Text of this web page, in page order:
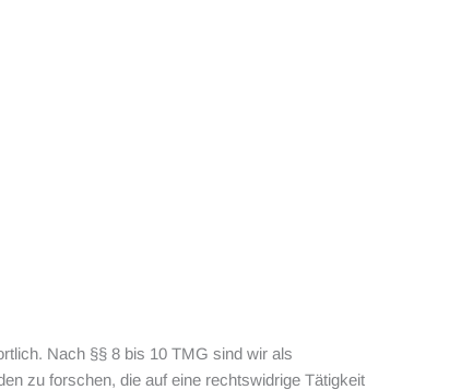
Nach §§ 8 bis 10 TMG sind wir als
zu forschen, die auf eine rechtswidrige Tätigkeit